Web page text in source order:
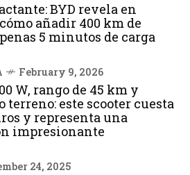
BYD revela en
añadir 400 km de
5 minutos de carga
February 9, 2026
W, rango de 45 km y
terreno: este scooter cuesta
y representa una
impresionante
24, 2025